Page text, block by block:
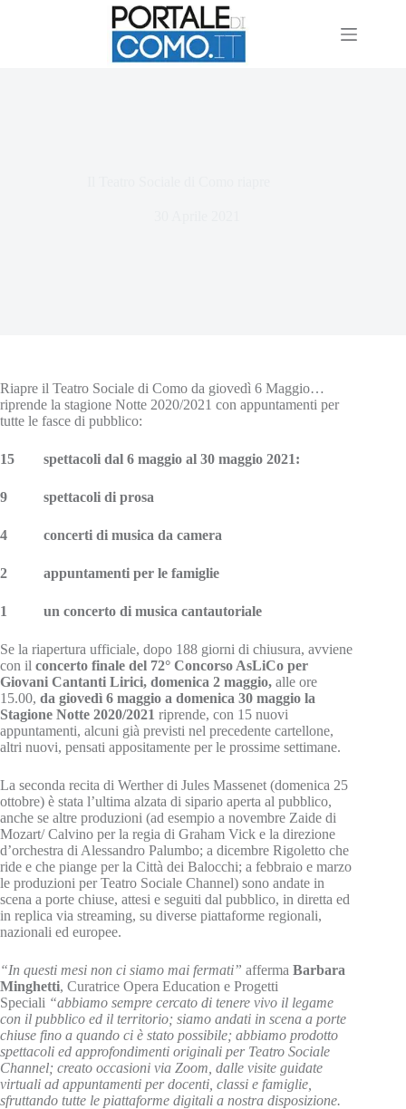
Riapre il Teatro Sociale di Como da giovedì 6 Maggio…
riprende la stagione Notte 2020/2021 con appuntamenti per
tutte le fasce di pubblico:
15 spettacoli dal 6 maggio al 30 maggio 2021:
9 spettacoli di prosa
4 concerti di musica da camera
2 appuntamenti per le famiglie
1 un concerto di musica cantautoriale
Se la riapertura ufficiale, dopo 188 giorni di chiusura, avviene
con il concerto finale del 72° Concorso AsLiCo per
Giovani Cantanti Lirici, domenica 2 maggio, alle ore
15.00, da giovedì 6 maggio a domenica 30 maggio la
Stagione Notte 2020/2021 riprende, con 15 nuovi
appuntamenti, alcuni già previsti nel precedente cartellone,
altri nuovi, pensati appositamente per le prossime settimane.
La seconda recita di Werther di Jules Massenet (domenica 25
ottobre) è stata l’ultima alzata di sipario aperta al pubblico,
anche se altre produzioni (ad esempio a novembre Zaide di
Mozart/ Calvino per la regia di Graham Vick e la direzione
d’orchestra di Alessandro Palumbo; a dicembre Rigoletto che
ride e che piange per la Città dei Balocchi; a febbraio e marzo
le produzioni per Teatro Sociale Channel) sono andate in
scena a porte chiuse, attesi e seguiti dal pubblico, in diretta ed
in replica via streaming, su diverse piattaforme regionali,
nazionali ed europee.
“In questi mesi non ci siamo mai fermati” afferma Barbara
Minghetti, Curatrice Opera Education e Progetti
Speciali “abbiamo sempre cercato di tenere vivo il legame
con il pubblico ed il territorio; siamo andati in scena a porte
chiuse fino a quando ci è stato possibile; abbiamo prodotto
spettacoli ed approfondimenti originali per Teatro Sociale
Channel; creato occasioni via Zoom, dalle visite guidate
virtuali ad appuntamenti per docenti, classi e famiglie,
sfruttando tutte le piattaforme digitali a nostra disposizione.